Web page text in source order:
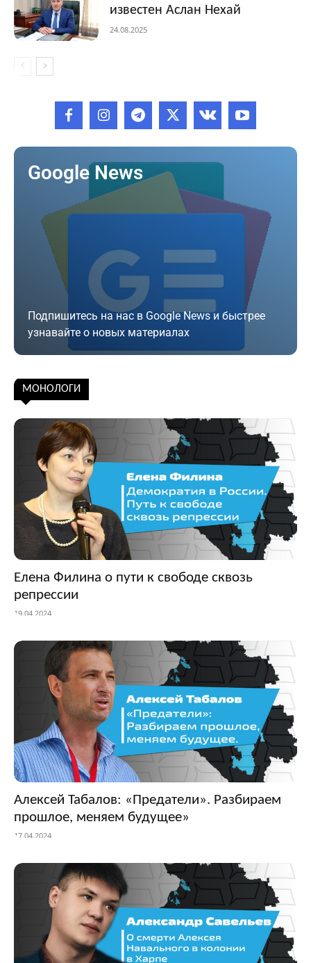
известен Аслан Нехай
24.08.2025
Google News
Подпишитесь на нас в Google News и быстрее
узнавайте о новых материалах
Подписаться
МОНОЛОГИ
Елена Филина о пути к свободе сквозь
репрессии
19.04.2024
Алексей Табалов: «Предатели». Разбираем
прошлое, меняем будущее»
17.04.2024